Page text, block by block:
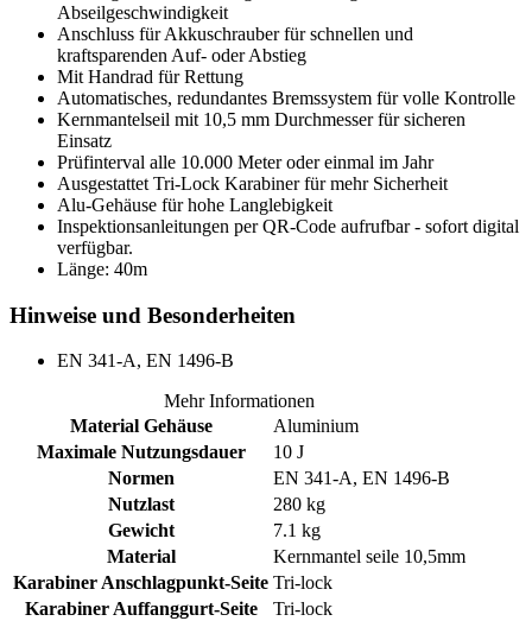
Abseilgeschwindigkeit
Anschluss für Akkuschrauber für schnellen und
kraftsparenden Auf- oder Abstieg
Mit Handrad für Rettung
Automatisches, redundantes Bremssystem für volle Kontrolle
Kernmantelseil mit 10,5 mm Durchmesser für sicheren
Einsatz
Prüfinterval alle 10.000 Meter oder einmal im Jahr
Ausgestattet Tri-Lock Karabiner für mehr Sicherheit
Alu-Gehäuse für hohe Langlebigkeit
Inspektionsanleitungen per QR-Code aufrufbar - sofort digital
verfügbar.
Länge: 40m
Hinweise und Besonderheiten
EN 341-A, EN 1496-B
Mehr Informationen
Material Gehäuse
Aluminium
Maximale Nutzungsdauer
10 J
Normen
EN 341-A, EN 1496-B
Nutzlast
280 kg
Gewicht
7.1 kg
Material
Kernmantel seile 10,5mm
Karabiner Anschlagpunkt-Seite Tri-lock
Karabiner Auffanggurt-Seite
Tri-lock